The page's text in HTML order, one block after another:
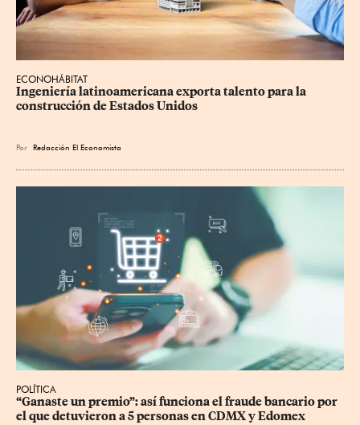
ECONOHÁBITAT
Ingeniería latinoamericana exporta talento para la
construcción de Estados Unidos
Por Redacción El Economista
POLÍTICA
“Ganaste un premio”: así funciona el fraude bancario por
el que detuvieron a 5 personas en CDMX y Edomex